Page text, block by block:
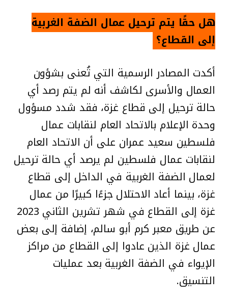
هل حقًا يتم ترحيل عمال الضفة الغربية
إلى القطاع؟
أكدت المصادر الرسمية التي تُعنى بشؤون
العمال والأسرى لكاشف أنه لم يتم رصد أي
حالة ترحيل إلى قطاع غزة، فقد شدد مسؤول
وحدة الإعلام بالاتحاد العام لنقابات عمال
فلسطين سعيد عمران على أن الاتحاد العام
لنقابات عمال فلسطين لم يرصد أي حالة ترحيل
لعمال الضفة الغربية في الداخل إلى قطاع
غزة، بينما أعاد الاحتلال جزءًا كبيرًا من عمال
غزة إلى القطاع في شهر تشرين الثاني 2023
عن طريق معبر كرم أبو سالم، إضافة إلى بعض
عمال غزة الذين عادوا إلى القطاع من مراكز
الإيواء في الضفة الغربية بعد عمليات
التنسيق.